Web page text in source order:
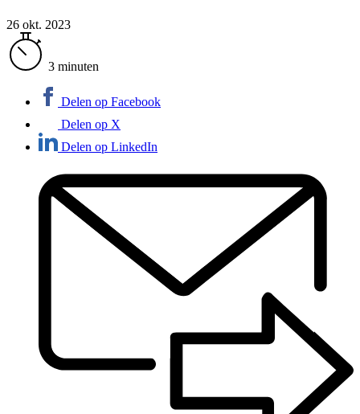
26 okt. 2023
3 minuten
Delen op Facebook
Delen op X
Delen op LinkedIn